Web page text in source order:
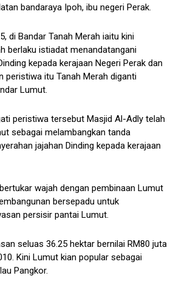
bandaraya Ipoh, ibu negeri Perak.
di Bandar Tanah Merah iaitu kini
berlaku istiadat menandatangani
kepada kerajaan Negeri Perak dan
peristiwa itu Tanah Merah diganti
Lumut.
peristiwa tersebut Masjid Al-Adly telah
sebagai melambangkan tanda
jajahan Dinding kepada kerajaan
wajah dengan pembinaan Lumut
bersepadu untuk
persisir pantai Lumut.
seluas 36.25 hektar bernilai RM80 juta
Kini Lumut kian popular sebagai
Pangkor.